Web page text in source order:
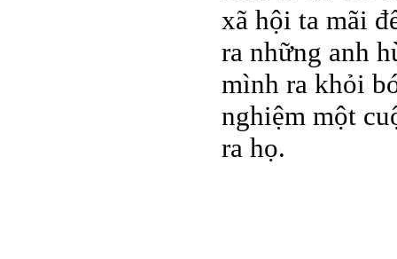
xã hội ta mãi
ra những anh
mình ra khỏi
nghiệm một
ra họ.